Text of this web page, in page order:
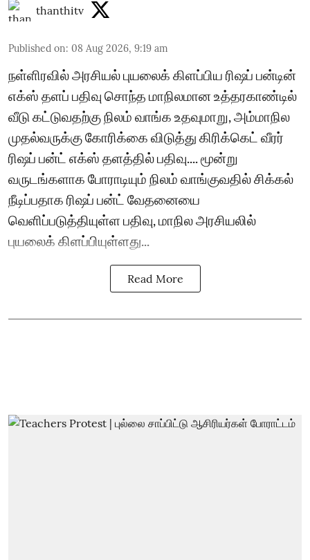
thanthitv
Published on: 08 Aug 2026, 9:19 am
நள்ளிரவில் அரசியல் புயலைக் கிளப்பிய ரிஷப் பன்டின்
எக்ஸ் தளப் பதிவு சொந்த மாநிலமான உத்தரகாண்டில்
வீடு கட்டுவதற்கு நிலம் வாங்க உதவுமாறு, அம்மாநில
முதல்வருக்கு கோரிக்கை விடுத்து கிரிக்கெட் வீரர்
ரிஷப் பன்ட் எக்ஸ் தளத்தில் பதிவு.... மூன்று
வருடங்களாக போராடியும் நிலம் வாங்குவதில் சிக்கல்
நீடிப்பதாக ரிஷப் பன்ட் வேதனையை
வெளிப்படுத்தியுள்ள பதிவு, மாநில அரசியலில்
புயலைக் கிளப்பியுள்ளது...
Read More